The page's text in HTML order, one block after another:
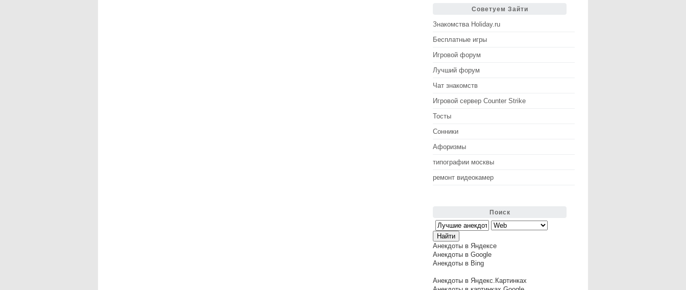
Советуем Зайти
Знакомства Holiday.ru
Бесплатные игры
Игровой форум
Лучший форум
Чат знакомств
Игровой сервер Counter Strike
Тосты
Сонники
Афоризмы
типографии москвы
ремонт видеокамер
Поиск
Анекдоты в Яндексе
Анекдоты в Google
Анекдоты в Bing
Анекдоты в Яндекс.Картинках